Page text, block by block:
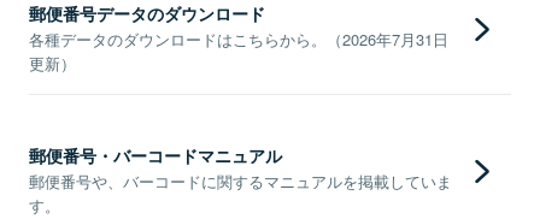
郵便番号データのダウンロード
各種データのダウンロードはこちらから。（2026年7月31日
更新）
郵便番号・バーコードマニュアル
郵便番号や、バーコードに関するマニュアルを掲載していま
す。